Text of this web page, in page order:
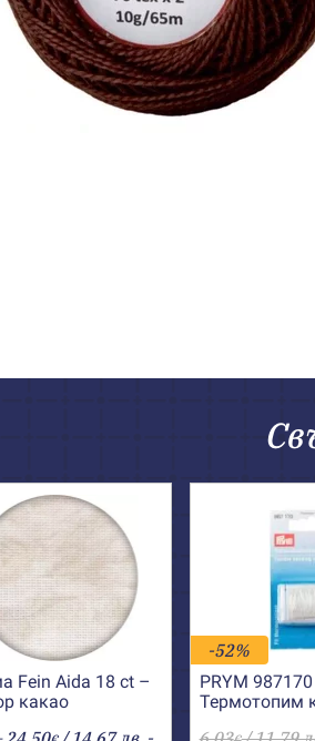
Fein Aida 18 ct –
какао
Price
-52%
PRYM 987170
Термотопим